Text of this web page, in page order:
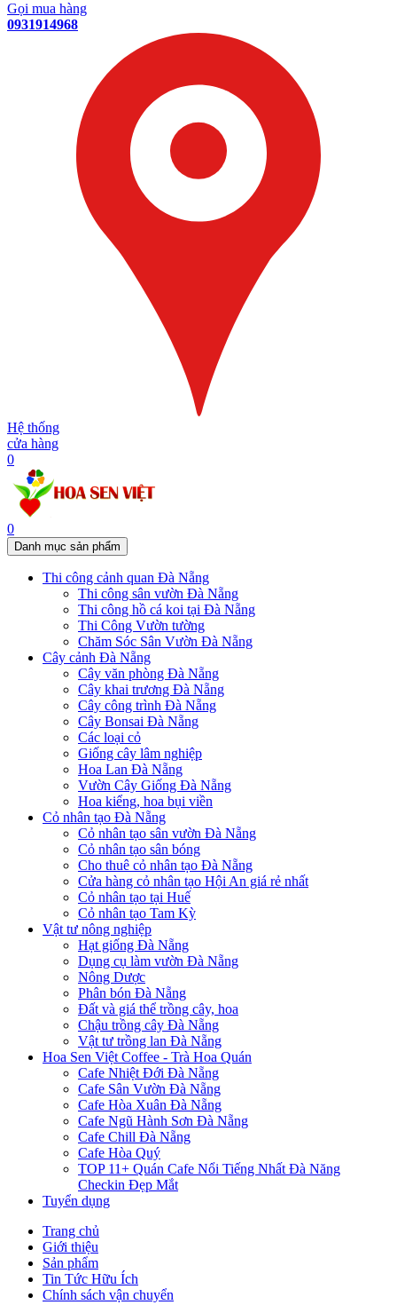
Gọi mua hàng
0931914968
Hệ thống
cửa hàng
0
0
Danh mục sản phẩm
Thi công cảnh quan Đà Nẵng
Thi công sân vườn Đà Nẵng
Thi công hồ cá koi tại Đà Nẵng
Thi Công Vườn tường
Chăm Sóc Sân Vườn Đà Nẵng
Cây cảnh Đà Nẵng
Cây văn phòng Đà Nẵng
Cây khai trương Đà Nẵng
Cây công trình Đà Nẵng
Cây Bonsai Đà Nẵng
Các loại cỏ
Giống cây lâm nghiệp
Hoa Lan Đà Nẵng
Vườn Cây Giống Đà Nẵng
Hoa kiểng, hoa bụi viền
Cỏ nhân tạo Đà Nẵng
Cỏ nhân tạo sân vườn Đà Nẵng
Cỏ nhân tạo sân bóng
Cho thuê cỏ nhân tạo Đà Nẵng
Cửa hàng cỏ nhân tạo Hội An giá rẻ nhất
Cỏ nhân tạo tại Huế
Cỏ nhân tạo Tam Kỳ
Vật tư nông nghiệp
Hạt giống Đà Nẵng
Dụng cụ làm vườn Đà Nẵng
Nông Dược
Phân bón Đà Nẵng
Đất và giá thể trồng cây, hoa
Chậu trồng cây Đà Nẵng
Vật tư trồng lan Đà Nẵng
Hoa Sen Việt Coffee - Trà Hoa Quán
Cafe Nhiệt Đới Đà Nẵng
Cafe Sân Vườn Đà Nẵng
Cafe Hòa Xuân Đà Nẵng
Cafe Ngũ Hành Sơn Đà Nẵng
Cafe Chill Đà Nẵng
Cafe Hòa Quý
TOP 11+ Quán Cafe Nổi Tiếng Nhất Đà Năng
Checkin Đẹp Mắt
Tuyển dụng
Trang chủ
Giới thiệu
Sản phẩm
Tin Tức Hữu Ích
Chính sách vận chuyển